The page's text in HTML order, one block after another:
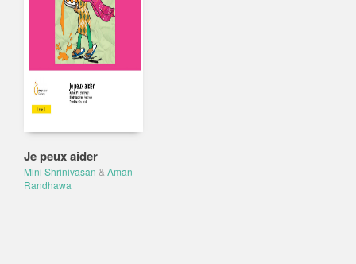
Je peux aider
Mini Shrinivasan & Aman
Randhawa